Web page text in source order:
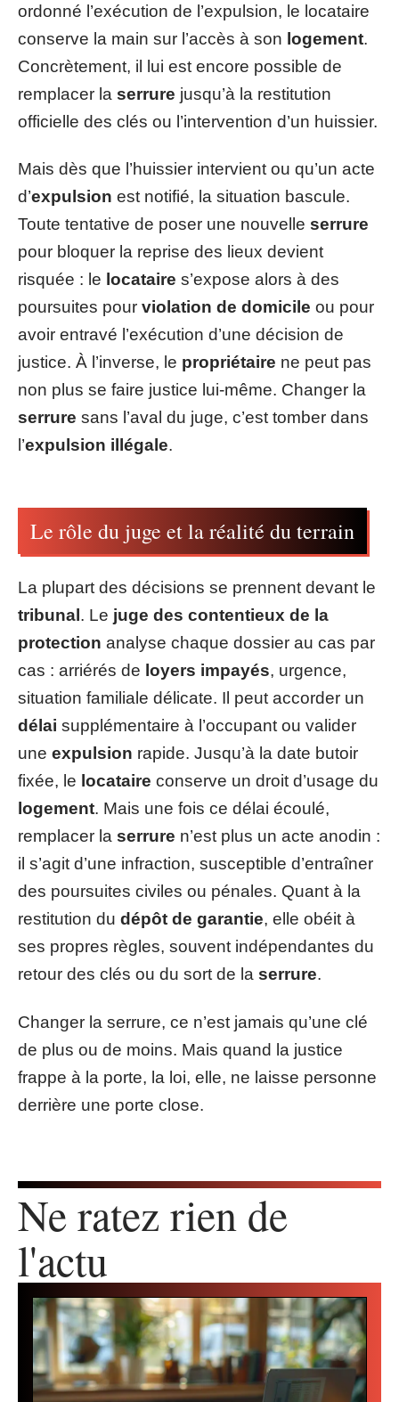
ordonné l’exécution de l’expulsion, le locataire
conserve la main sur l’accès à son logement.
Concrètement, il lui est encore possible de
remplacer la serrure jusqu’à la restitution
officielle des clés ou l’intervention d’un huissier.
Mais dès que l’huissier intervient ou qu’un acte
d’expulsion est notifié, la situation bascule.
Toute tentative de poser une nouvelle serrure
pour bloquer la reprise des lieux devient
risquée : le locataire s’expose alors à des
poursuites pour violation de domicile ou pour
avoir entravé l’exécution d’une décision de
justice. À l’inverse, le propriétaire ne peut pas
non plus se faire justice lui-même. Changer la
serrure sans l’aval du juge, c’est tomber dans
l’expulsion illégale.
Le rôle du juge et la réalité du terrain
La plupart des décisions se prennent devant le
tribunal . Le juge des contentieux de la
protection analyse chaque dossier au cas par
cas : arriérés de loyers impayés, urgence,
situation familiale délicate. Il peut accorder un
délai supplémentaire à l’occupant ou valider
une expulsion rapide. Jusqu’à la date butoir
fixée, le locataire conserve un droit d’usage du
logement. Mais une fois ce délai écoulé,
remplacer la serrure n’est plus un acte anodin :
il s’agit d’une infraction, susceptible d’entraîner
des poursuites civiles ou pénales. Quant à la
restitution du dépôt de garantie, elle obéit à
ses propres règles, souvent indépendantes du
retour des clés ou du sort de la serrure.
Changer la serrure, ce n’est jamais qu’une clé
de plus ou de moins. Mais quand la justice
frappe à la porte, la loi, elle, ne laisse personne
derrière une porte close.
Ne ratez rien de
l'actu